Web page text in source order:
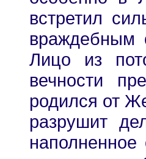
встретил
враждебным
Лицо из
вечности
родился от
разрушит